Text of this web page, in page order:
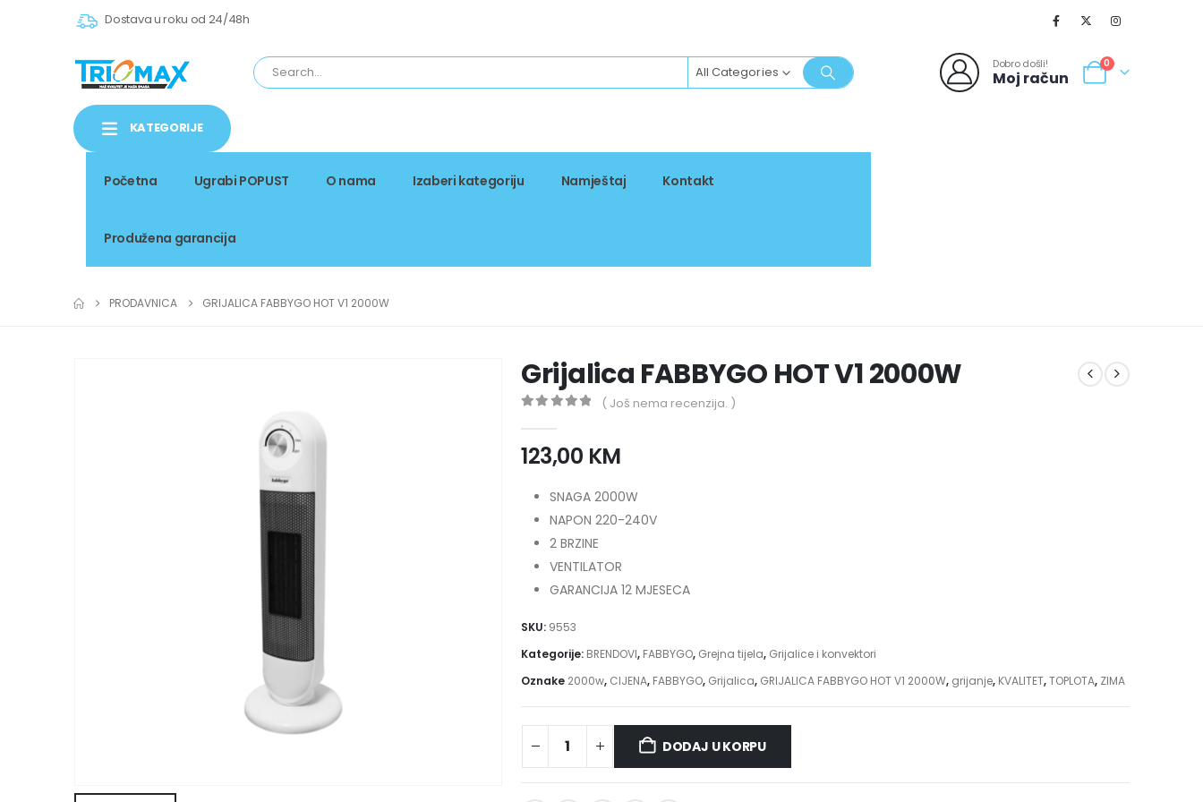
Dostava u roku od 24/48h
All Categories Dobro došli!
Moj račun
0
KATEGORIJE
Početna Ugrabi POPUST O nama Izaberi kategoriju Namještaj Kontakt
Produžena garancija
PRODAVNICA GRIJALICA FABBYGO HOT V1 2000W
Grijalica FABBYGO HOT V1 2000W
( Još nema recenzija. )
123,00 KM
SNAGA 2000W
NAPON 220-240V
2 BRZINE
VENTILATOR
GARANCIJA 12 MJESECA
SKU: 9553
Kategorije: BRENDOVI, FABBYGO, Grejna tijela, Grijalice i konvektori
Oznake 2000w, CIJENA, FABBYGO, Grijalica, GRIJALICA FABBYGO HOT V1 2000W, grijanje, KVALITET,TOPLOTA, ZIMA
DODAJ U KORPU